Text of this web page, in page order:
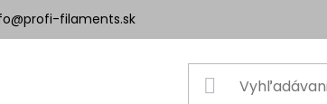
filaments​.sk